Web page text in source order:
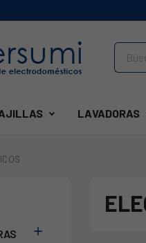
LAVADORAS
